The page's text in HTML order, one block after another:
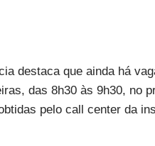
destaca que ainda há
das 8h30 às 9h30, no
pelo call center da